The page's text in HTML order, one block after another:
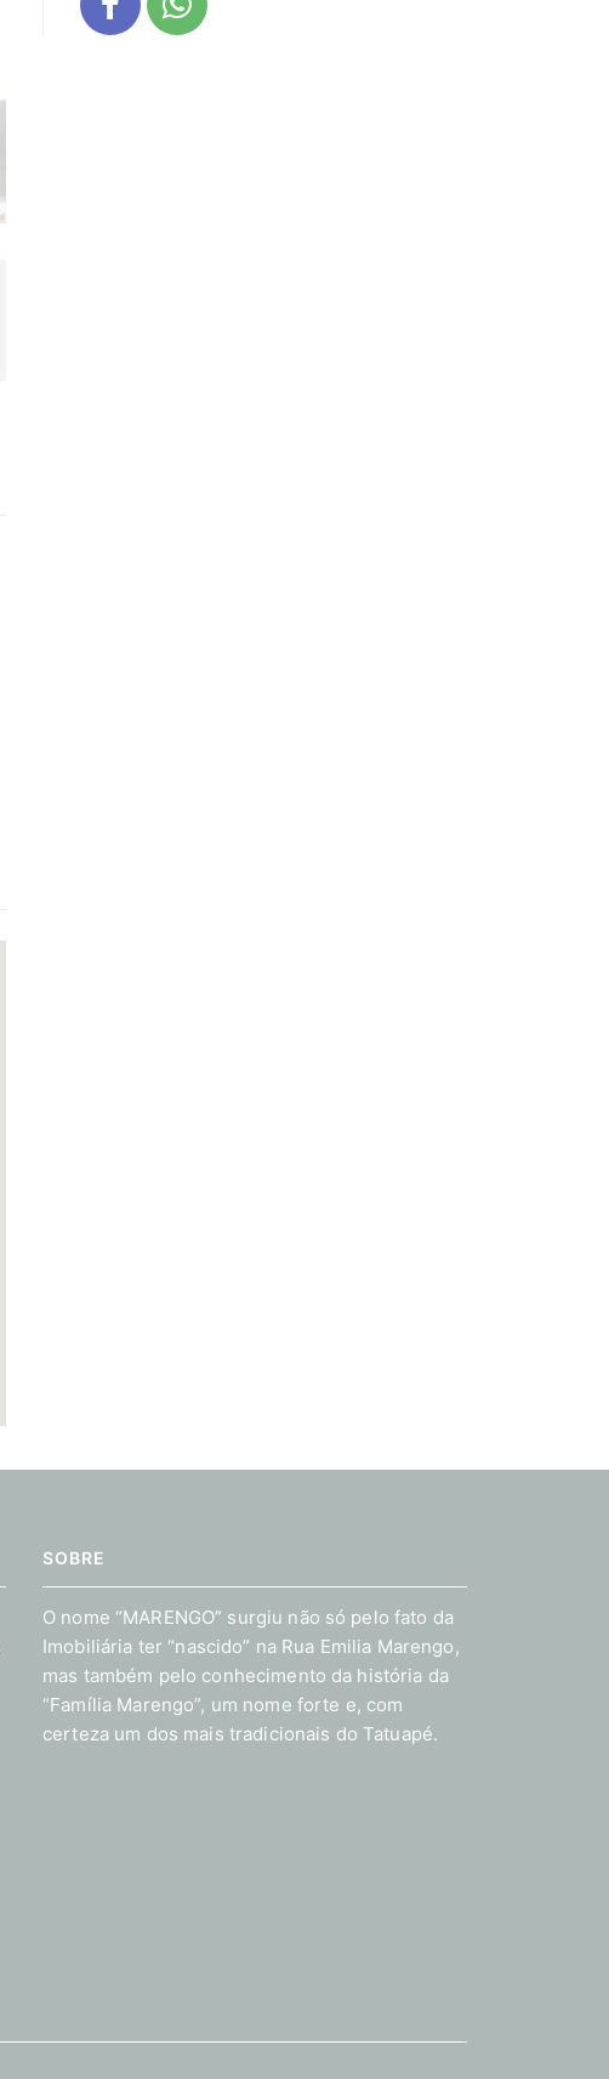
SOBRE
O nome “MARENGO” surgiu não só pelo fato da
Imobiliária ter “nascido” na Rua Emilia Marengo,
mas também pelo conhecimento da história da
“Família Marengo”, um nome forte e, com
certeza um dos mais tradicionais do Tatuapé.